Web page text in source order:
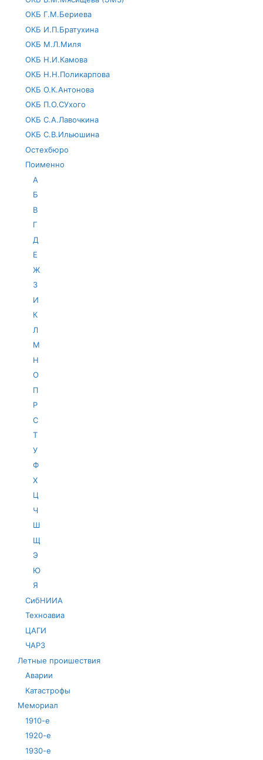
ОКБ Г.М.Бериева
ОКБ И.П.Братухина
ОКБ М.Л.Миля
ОКБ Н.И.Камова
ОКБ Н.Н.Поликарпова
ОКБ О.К.Антонова
ОКБ П.О.СУхого
ОКБ С.А.Лавочкина
ОКБ С.В.Ильюшина
Остехбюро
Поименно
А
Б
В
Г
Д
Е
Ж
З
И
К
Л
М
Н
О
П
Р
С
Т
У
Ф
Х
Ц
Ч
Ш
Щ
Э
Ю
Я
СибНИИА
Техноавиа
ЦАГИ
ЧАРЗ
Летные проишествия
Аварии
Катастрофы
Мемориал
1910-е
1920-е
1930-е